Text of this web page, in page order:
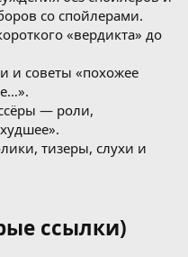
со спойлерами.
«вердикта» до
и советы «похожее
— роли,
тизеры, слухи и
ссылки)